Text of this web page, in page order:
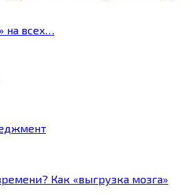
на всех…
Как «выгрузка мозга»